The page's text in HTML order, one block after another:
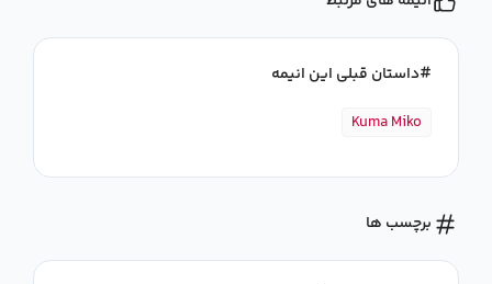
داستان قبلی این انیمه
Kuma Miko
برچسب ها